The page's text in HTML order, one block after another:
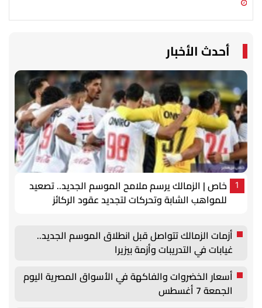
أحدث الأخبار
1
خاص | الزمالك يرسم ملامح الموسم الجديد.. تصعيد
للمواهب الشابة وتحركات لتجديد عقود الركائز
أزمات الزمالك تتواصل قبل انطلاق الموسم الجديد..
غيابات في التدريبات وأزمة بيزيرا
أسعار الخضروات والفاكهة في الأسواق المصرية اليوم
الجمعة 7 أغسطس